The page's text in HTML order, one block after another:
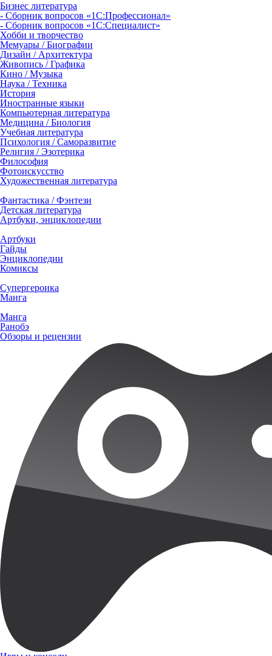
Бизнес литература
- Сборник вопросов «1С:Профессионал»
- Сборник вопросов «1С:Специалист»
Хобби и творчество
Мемуары / Биографии
Дизайн / Архитектура
Живопись / Графика
Кино / Музыка
Наука / Техника
История
Иностранные языки
Компьютерная литература
Медицина / Биология
Учебная литература
Психология / Саморазвитие
Религия / Эзотерика
Философия
Фотоискусство
Художественная литература
Фантастика / Фэнтези
Детская литература
Артбуки, энциклопедии
Артбуки
Гайды
Энциклопедии
Комиксы
Супергероика
Манга
Манга
Ранобэ
Обзоры и рецензии